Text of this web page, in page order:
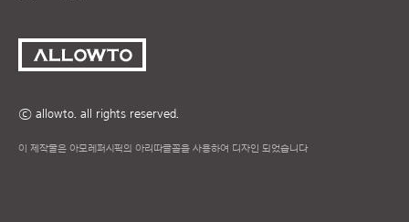
ⓒ allowto. all rights reserved.
이 제작물은 아모레퍼시픽의 아리따글꼴을 사용하여 디자인 되었습니다